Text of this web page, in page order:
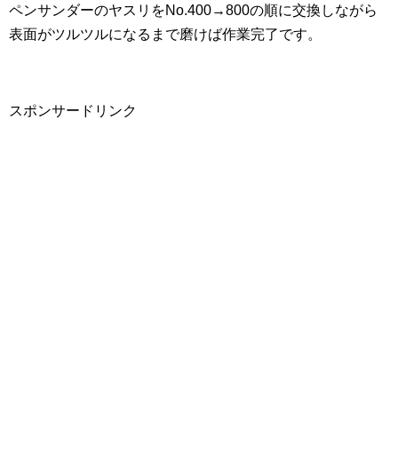
ペンサンダーのヤスリをNo.400→800の順に交換しながら
表面がツルツルになるまで磨けば作業完了です。
スポンサードリンク